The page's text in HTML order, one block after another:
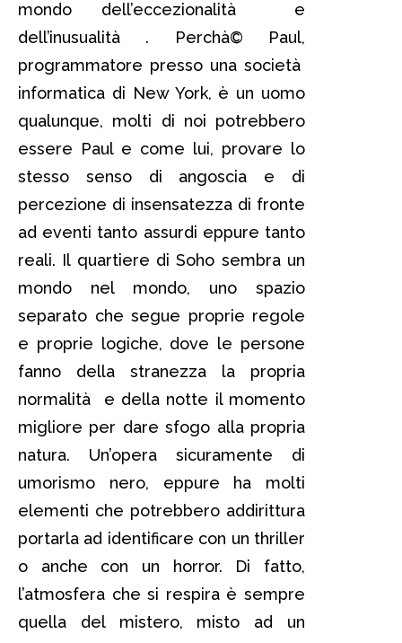
mondo dell’eccezionalità e
dell’inusualità . Perchà© Paul,
programmatore presso una società
informatica di New York, è un uomo
qualunque, molti di noi potrebbero
essere Paul e come lui, provare lo
stesso senso di angoscia e di
percezione di insensatezza di fronte
ad eventi tanto assurdi eppure tanto
reali. Il quartiere di Soho sembra un
mondo nel mondo, uno spazio
separato che segue proprie regole
e proprie logiche, dove le persone
fanno della stranezza la propria
normalità e della notte il momento
migliore per dare sfogo alla propria
natura. Un’opera sicuramente di
umorismo nero, eppure ha molti
elementi che potrebbero addirittura
portarla ad identificare con un thriller
o anche con un horror. Di fatto,
l’atmosfera che si respira è sempre
quella del mistero, misto ad un